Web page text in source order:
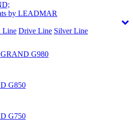
by LEADMAR
Line Drive Line Silver Line
G980
G850
G750